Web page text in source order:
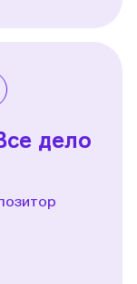
дело